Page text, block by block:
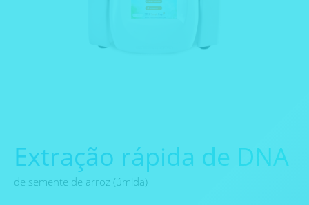
Extração rápida de DNA
de semente de arroz (úmida)